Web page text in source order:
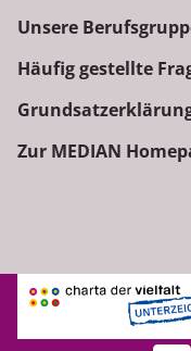
Unsere
Häufig gestellte
Zur MEDIAN